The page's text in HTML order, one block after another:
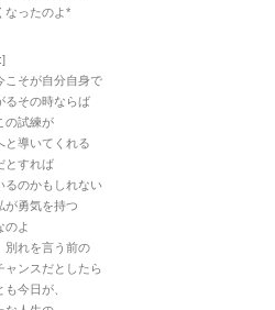
なったのよ*
こそが自分自身で
るその時ならば
の試練が
と導いてくれる
とすれば
るのかもしれない
が勇気を持つ
のよ
別れを言う前の
ャンスだとしたら
も今日が、